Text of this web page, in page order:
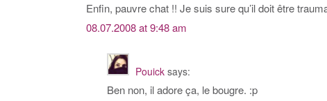
Enfin, pauvre chat !! Je suis sure qu’il doit être
08.07.2008 at 9:48 am
Pouick says:
Ben non, il adore ça, le bougre. :p